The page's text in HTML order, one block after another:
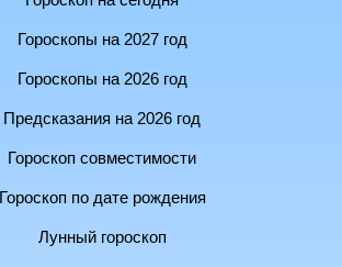
Гороскопы на 2027 год
Гороскопы на 2026 год
Предсказания на 2026 год
Гороскоп совместимости
Гороскоп по дате рождения
Лунный гороскоп